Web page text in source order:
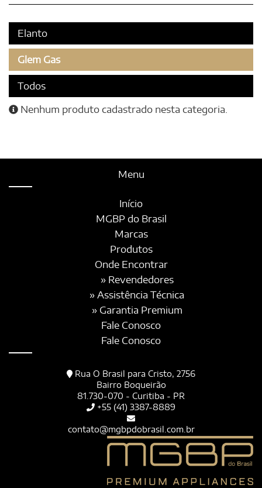
Elanto
Glem Gas
Todos
Nenhum produto cadastrado nesta categoria.
Menu
Início
MGBP do Brasil
Marcas
Produtos
Onde Encontrar
» Revendedores
» Assistência Técnica
» Garantia Premium
Fale Conosco
Fale Conosco
Rua O Brasil para Cristo, 2756
Bairro Boqueirão
81.730-070 - Curitiba - PR
+55 (41) 3387-8889
contato@mgbpdobrasil.com.br